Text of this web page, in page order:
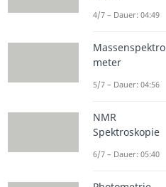
4/7 – Dauer: 04:49
Massenspektro
meter
5/7 – Dauer: 04:56
NMR
Spektroskopie
6/7 – Dauer: 05:40